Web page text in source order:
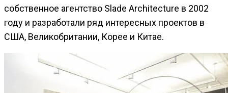
собственное агентство Slade Architecture в 2002
году и разработали ряд интересных проектов в
США, Великобритании, Корее и Китае.